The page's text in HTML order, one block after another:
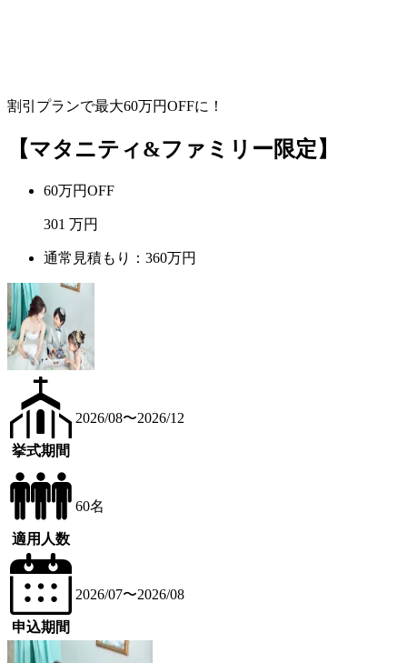
割引プランで最大60万円OFFに！
【マタニティ&ファミリー限定】
60万円OFF
301 万円
通常見積もり：360万円
挙式期間
2026/08〜2026/12
適用人数
60名
申込期間
2026/07〜2026/08